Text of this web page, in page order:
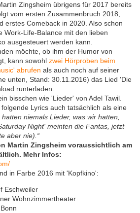
Zingsheim übrigens für 2017 bereits
vom ersten Zusammenbruch 2018,
erstes Comeback in 2020. Also schon
Work-Life-Balance mit den lieben
ausgesteuert werden kann.
möchte, ob ihm der Humor von
kann sowohl zwei Hörproben beim
abrufen als auch noch auf seiner
unten, Stand: 30.11.2016) das Lied 'Die
runterladen.
bisschen wie 'Lieder' von Adel Tawil.
Lyrics auch tatsächlich als eine
hatten niemals Lieder, was wir hatten,
Night' meinten die Fantas, jetzt
aber nie).“
Martin Zingsheim voraussichtlich am
Mehr Infos:
in Farbe 2016 mit 'Kopfkino':
Eschweiler
Wohnzimmertheater